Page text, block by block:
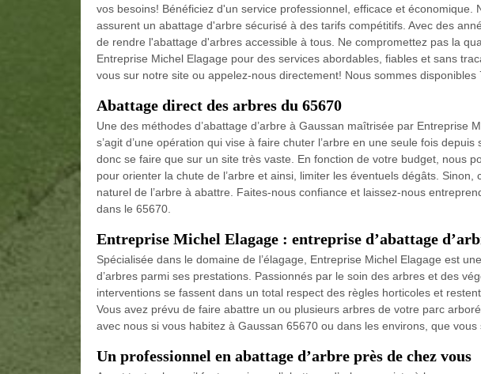
vos besoins! Bénéficiez d'un service professionnel, efficace et économique.
assurent un abattage d'arbre sécurisé à des tarifs compétitifs. Avec des
de rendre l'abattage d'arbres accessible à tous. Ne compromettez pas la
Entreprise Michel Elagage pour des services abordables, fiables et sans
vous sur notre site ou appelez-nous directement! Nous sommes disponibles
Abattage direct des arbres du 65670
Une des méthodes d’abattage d’arbre à Gaussan maîtrisée par Entreprise
s’agit d’une opération qui vise à faire chuter l’arbre en une seule fois
donc se faire que sur un site très vaste. En fonction de votre budget, nous
pour orienter la chute de l’arbre et ainsi, limiter les éventuels dégâts.
naturel de l’arbre à abattre. Faites-nous confiance et laissez-nous
dans le 65670.
Entreprise Michel Elagage : entreprise d’abattage
Spécialisée dans le domaine de l’élagage, Entreprise Michel Elagage est
d’arbres parmi ses prestations. Passionnés par le soin des arbres et des
interventions se fassent dans un total respect des règles horticoles et
Vous avez prévu de faire abattre un ou plusieurs arbres de votre parc
avec nous si vous habitez à Gaussan 65670 ou dans les environs, que
Un professionnel en abattage d’arbre près de chez vous